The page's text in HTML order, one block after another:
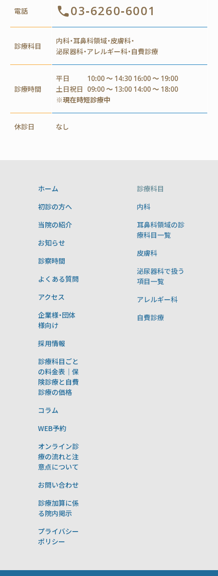
電話 03-6260-6001
診療科目
内科・耳鼻科領域・皮膚科・
泌尿器科・アレルギー科・自費診療
診療時間
平日
10:00 ～ 14:30 16:00 ～ 19:00
土日祝日 09:00 ～ 13:00 14:00 ～ 18:00
※現在時短診療中
休診日 なし
ホーム
初診の方へ
当院の紹介
お知らせ
診察時間
よくある質問
アクセス
企業様・団体
様向け
採用情報
診療科目ごと
の料金表｜保
険診療と自費
診療の価格
コラム
WEB予約
オンライン診
療の流れと注
意点について
お問い合わせ
診療加算に係
る院内掲示
プライバシー
ポリシー
診療科目
内科
耳鼻科領域の診
療科目一覧
皮膚科
泌尿器科で扱う
項目一覧
アレルギー科
自費診療